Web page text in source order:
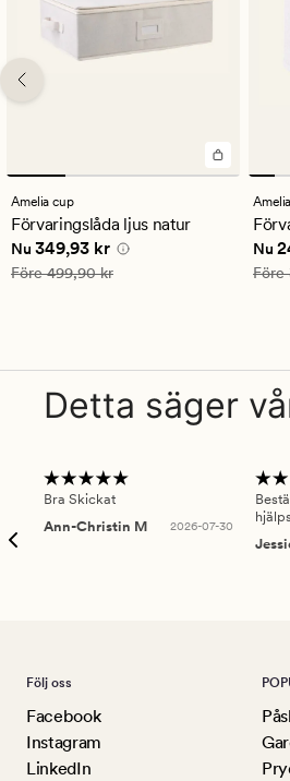
Amelia cup
Förvaringslåda ljus natur
Nuvarande pris
Nu 349,93 kr
Ordinarie pris 499,90 kr
Före499,90 kr
Nu
Före
Detta säger
Bra Skickat
Ann-Christin M
2026-07-30
Följ oss
Facebook
Instagram
LinkedIn